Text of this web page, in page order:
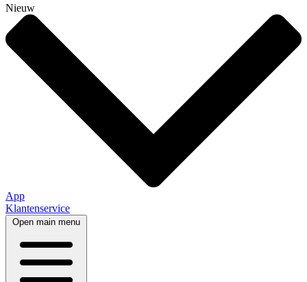
Nieuw
App
Klantenservice
Open main menu